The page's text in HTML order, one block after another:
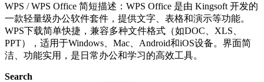
WPS / WPS Office 简短描述：WPS Office 是由 Kingsoft 开发的
一款轻量级办公软件套件，提供文字、表格和演示等功能。
WPS下载简单快捷，兼容多种文件格式（如DOC、XLS、
PPT），适用于Windows、Mac、Android和iOS设备。界面简
洁、功能实用，是日常办公和学习的高效工具。
Search